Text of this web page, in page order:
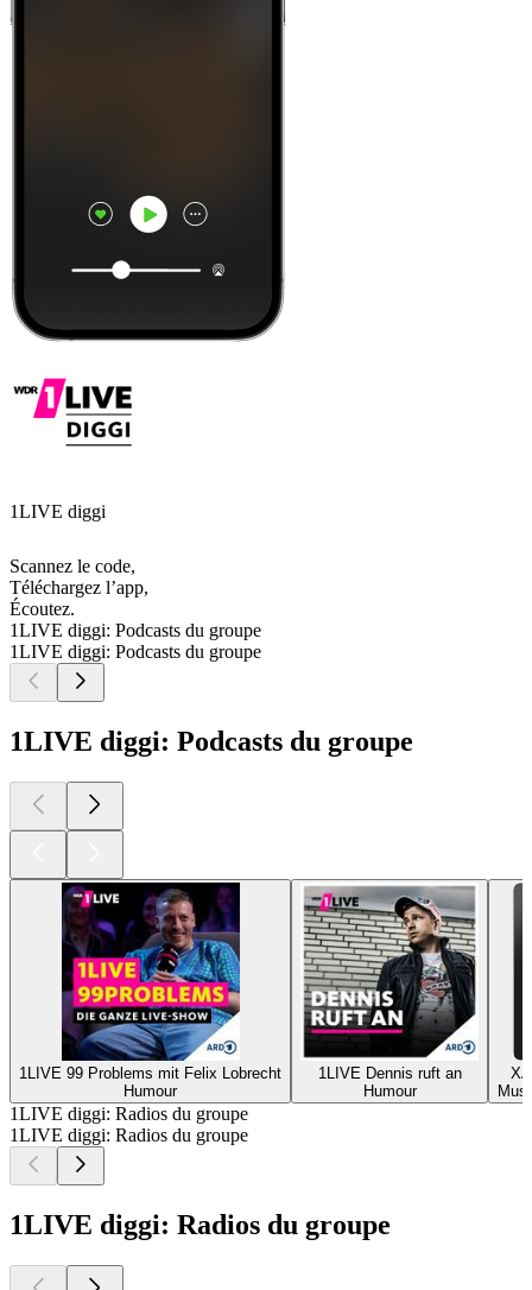
1LIVE diggi
Scannez le code,
Téléchargez l’app,
Écoutez.
1LIVE diggi: Podcasts du groupe
1LIVE diggi: Podcasts du groupe
1LIVE diggi: Podcasts du groupe
1LIVE 99 Problems mit Felix Lobrecht
Humour
1LIVE Dennis ruft an
Humour
1LIVE diggi: Radios du groupe
1LIVE diggi: Radios du groupe
1LIVE diggi: Radios du groupe